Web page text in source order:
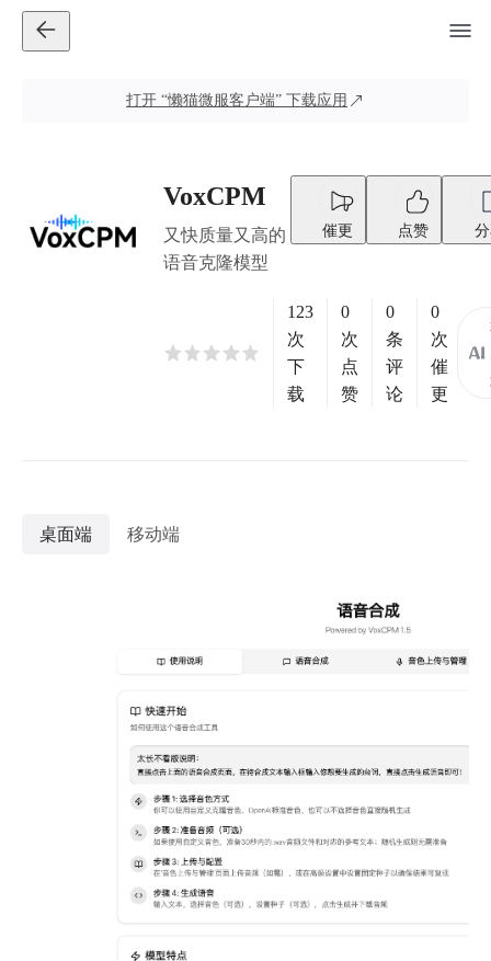
打开 “懒猫微服客户端” 下载应用
VoxCPM
又快质量又高的
语音克隆模型
催更 点赞
123
次
下
载
0
次
点
赞
0
条
评
论
0
次
催
更
桌面端 移动端